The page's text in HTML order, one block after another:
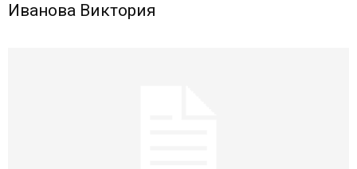
Иванова Виктория